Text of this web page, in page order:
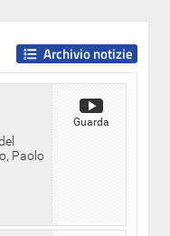
Paolo
Guarda
Archivio notizie